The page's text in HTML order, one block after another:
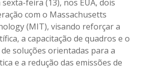
feira (13), nos EUA, dois
com o Massachusetts
(MIT), visando reforçar a
a capacitação de quadros e o
soluções orientadas para a
e a redução das emissões de